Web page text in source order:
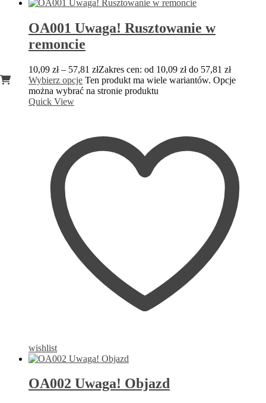
OA001 Uwaga! Rusztowanie w
remoncie
10,09 zł – 57,81 złZakres cen: od 10,09 zł do 57,81 zł
Wybierz opcje Ten produkt ma wiele wariantów. Opcje
można wybrać na stronie produktu
Quick View
wishlist
OA002 Uwaga! Objazd